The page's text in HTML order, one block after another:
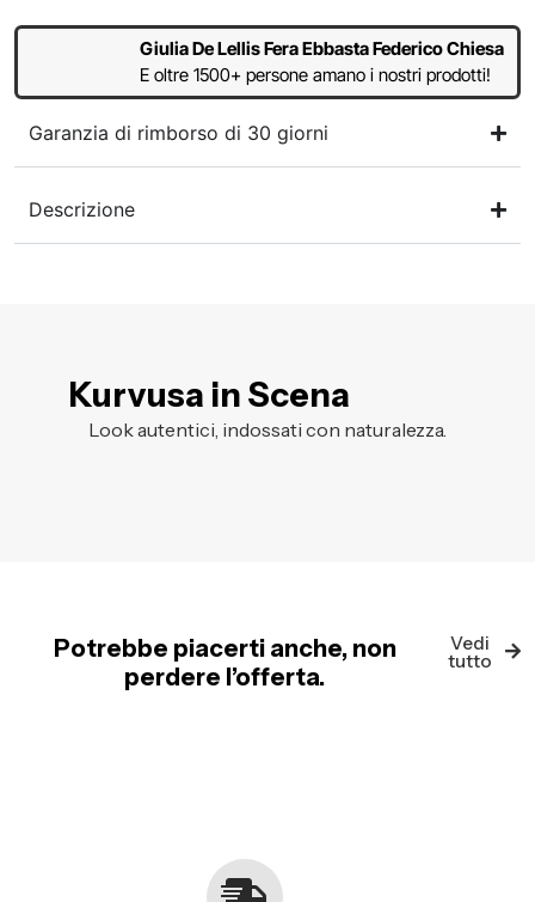
Giulia De Lellis Fera Ebbasta Federico Chiesa
E oltre 1500+ persone amano i nostri prodotti!
Garanzia di rimborso di 30 giorni
Descrizione
Kurvusa in Scena
Look autentici, indossati con naturalezza.
Potrebbe piacerti anche, non
perdere l’offerta.
Vedi
tutto